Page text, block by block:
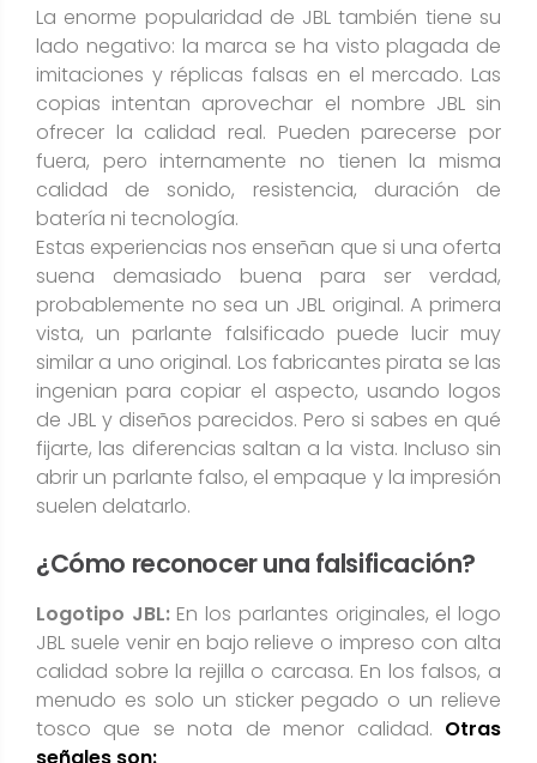
La enorme popularidad de JBL también tiene su
lado negativo: la marca se ha visto plagada de
imitaciones y réplicas falsas en el mercado. Las
copias intentan aprovechar el nombre JBL sin
ofrecer la calidad real. Pueden parecerse por
fuera, pero internamente no tienen la misma
calidad de sonido, resistencia, duración de
batería ni tecnología​.
Estas experiencias nos enseñan que si una oferta
suena demasiado buena para ser verdad,
probablemente no sea un JBL original. A primera
vista, un parlante falsificado puede lucir muy
similar a uno original. Los fabricantes pirata se las
ingenian para copiar el aspecto, usando logos
de JBL y diseños parecidos. Pero si sabes en qué
fijarte, las diferencias saltan a la vista. Incluso sin
abrir un parlante falso, el empaque y la impresión
suelen delatarlo.
¿Cómo reconocer una falsificación?
Logotipo JBL:En los parlantes originales, el logo
JBL suele venir en bajo relieve o impreso con alta
calidad sobre la rejilla o carcasa. En los falsos, a
menudo es solo un sticker pegado o un relieve
tosco que se nota de menor calidad​. Otras